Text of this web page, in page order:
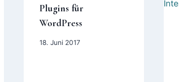
Plugins für
WordPress
18. Juni 2017